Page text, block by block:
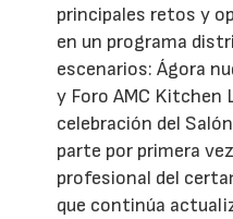
principales retos y
en un programa
escenarios: Ágora
y Foro AMC Kitchen
celebración del
parte por primera
profesional del
que continúa